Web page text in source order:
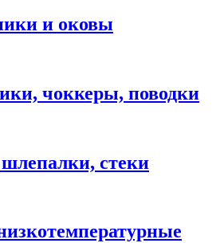
и оковы
чоккеры, поводки
стеки